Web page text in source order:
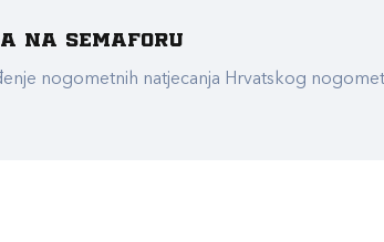
na Semaforu
nogometnih natjecanja Hrvatskog